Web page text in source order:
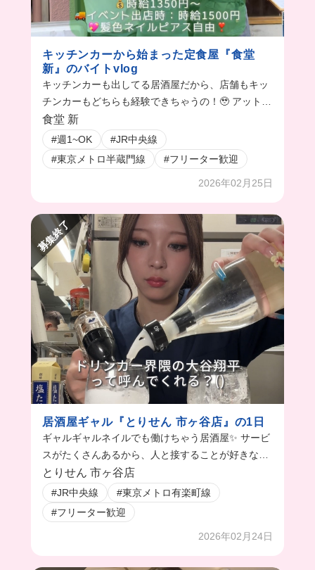
キッチンカーから始まった定食屋『食堂
新』のバイトvlog
キッチンカーも出してる居酒屋だから、店舗もキッ
チンカーもどちらも経験できちゃうの！🥹 アットホ
ームな雰囲気だから、すぐに馴染めちゃうこと間違
いなし！✨
食堂 新
#週1~OK
#JR中央線
#東京メトロ半蔵門線
#フリーター歓迎
2026年02月25日
募集終了
居酒屋ギャル『とりせん 市ヶ谷店』の1日
ギャルギャルネイルでも働けちゃう居酒屋✨ サービ
スがたくさんあるから、人と接することが好きな人
にはおすすめのバイト先🥹
とりせん 市ヶ谷店
#JR中央線
#東京メトロ有楽町線
#フリーター歓迎
2026年02月24日